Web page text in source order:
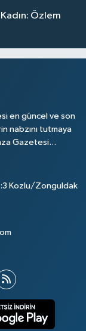
Özlem
en güncel ve son
nabzını tutmaya
Gazetesi...
Kozlu/Zonguldak